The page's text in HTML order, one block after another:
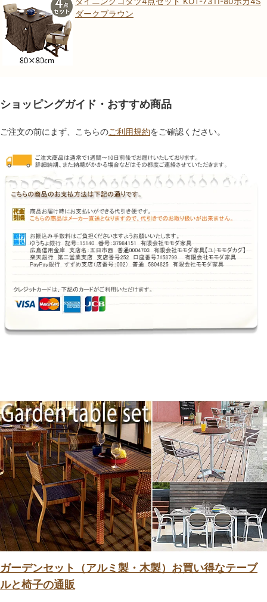
ダークブラウン
ショッピングガイド・おすすめ商品
ご注文の前にまず、こちらのご利用規約をご確認ください。
ガーデンセット（アルミ製・木製）お買い得なテーブ
ルと椅子の通販